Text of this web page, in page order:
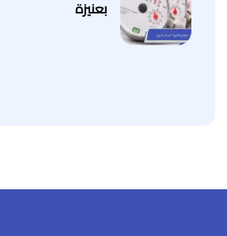
بعنيزة